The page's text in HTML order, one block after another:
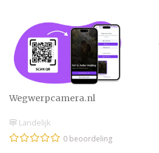
Wegwerpcamera.nl
Landelijk
0 beoordeling